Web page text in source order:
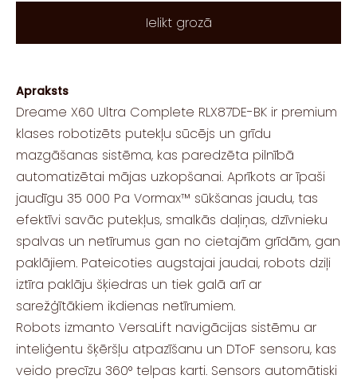
Ielikt grozā
Apraksts
Dreame X60 Ultra Complete RLX87DE-BK ir premium
klases robotizēts putekļu sūcējs un grīdu
mazgāšanas sistēma, kas paredzēta pilnībā
automatizētai mājas uzkopšanai. Aprīkots ar īpaši
jaudīgu 35 000 Pa Vormax™ sūkšanas jaudu, tas
efektīvi savāc putekļus, smalkās daļiņas, dzīvnieku
spalvas un netīrumus gan no cietajām grīdām, gan
paklājiem. Pateicoties augstajai jaudai, robots dziļi
iztīra paklāju šķiedras un tiek galā arī ar
sarežģītākiem ikdienas netīrumiem.
Robots izmanto VersaLift navigācijas sistēmu ar
inteliģentu šķēršļu atpazīšanu un DToF sensoru, kas
veido precīzu 360° telpas karti. Sensors automātiski